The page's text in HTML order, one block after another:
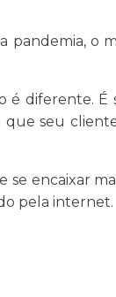
pandemia,
é diferente.
seu
encaixar
pela internet.